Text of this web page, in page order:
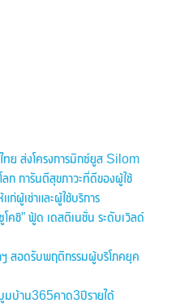
ทย ส่งโครงการมิกซ์ยูส Silom
ก การันตีสุขภาวะที่ดีของผู้ใช้
ผู้เช่าและผู้ใช้บริการ
คชิ” ฟู้ด เดสติเนชั่น ระดับเวิลด์
สอดรับพฤติกรรมผู้บริโภคยุค
มบ้าน365คาด3ปีรายได้